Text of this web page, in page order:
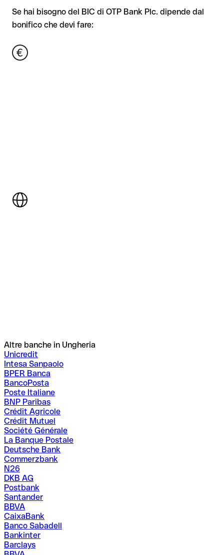
Se hai bisogno del BIC di OTP Bank Plc. dipende dal
bonifico che devi fare:
Altre banche in Ungheria
Unicredit
Intesa Sanpaolo
BPER Banca
BancoPosta
Poste Italiane
BNP Paribas
Crédit Agricole
Crédit Mutuel
Société Générale
La Banque Postale
Deutsche Bank
Commerzbank
N26
DKB AG
Postbank
Santander
BBVA
CaixaBank
Banco Sabadell
Bankinter
Barclays